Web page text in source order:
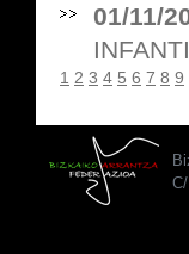
01/11/
1 2 3 4 5 6 7 8 9